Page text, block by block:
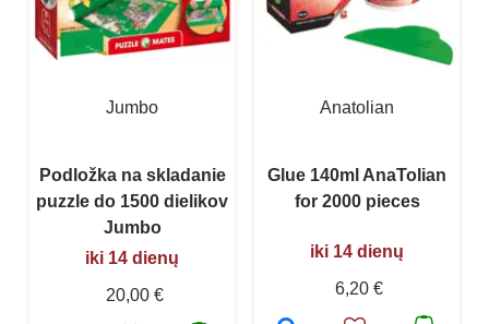
Jumbo
Podložka na skladanie
puzzle do 1500 dielikov
Jumbo
iki 14 dienų
20,00 €
Anatolian
Glue 140ml AnaTolian
for 2000 pieces
iki 14 dienų
6,20 €